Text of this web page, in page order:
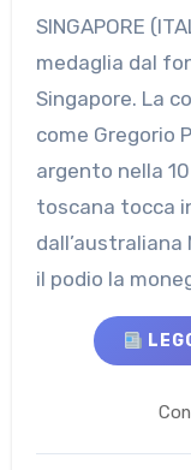
SINGAPORE (ITALPRESS) – Arriva un’altra
medaglia dal
Singapore. La
come Gregorio
argento nella
toscana tocca
il podio la